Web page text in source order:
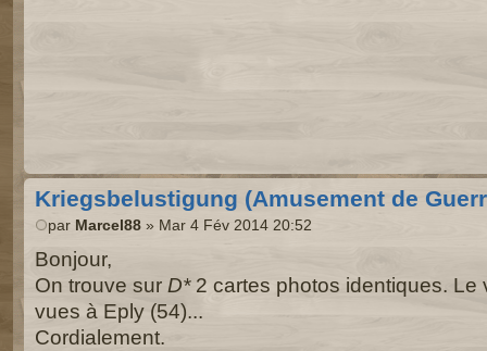
Kriegsbelustigung (Amusement de
par Marcel88 » Mar 4 Fév 2014 20:52
Bonjour,
On trouve sur D* 2 cartes photos identiques. Le
vues à Eply (54)...
Cordialement.